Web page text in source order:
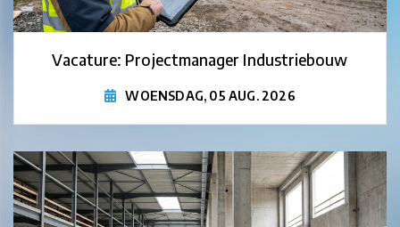
Vacature: Projectmanager Industriebouw
WOENSDAG, 05 AUG. 2026